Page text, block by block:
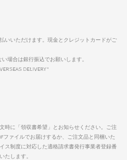
いいただけます。現金とクレジットカードがご
場合は銀行振込でお願いします。
DELIVERY"
時に「領収書希望」とお知らせください。ご注
ファイルでお届けするか、ご注文品と同梱いた
ス制度に対応した適格請求書発行事業者登録番
たします。